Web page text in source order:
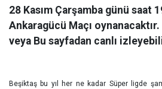
28 Kasım Çarşamba günü saat
Ankaragücü Maçı
veya Bu sayfadan canlı
Beşiktaş bu yıl her ne kadar Süper ligde